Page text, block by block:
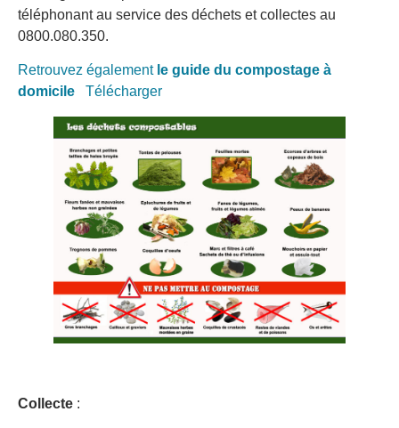
téléphonant au service des déchets et collectes au
0800.080.350.
Retrouvez également le guide du compostage à
domicile
Télécharger
Collecte :